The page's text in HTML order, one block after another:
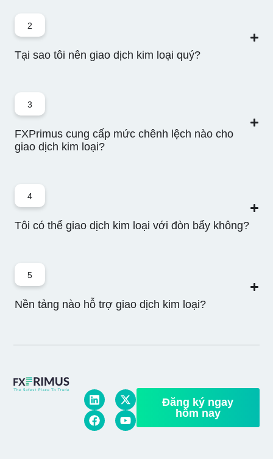
2
Tại sao tôi nên giao dịch kim loại quý?
3
FXPrimus cung cấp mức chênh lệch nào cho
giao dịch kim loại?
4
Tôi có thể giao dịch kim loại với đòn bẩy không?
5
Nền tảng nào hỗ trợ giao dịch kim loại?
Đăng ký ngay
hôm nay